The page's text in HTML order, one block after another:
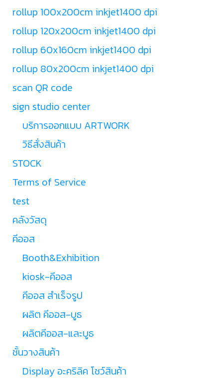
rollup 100x200cm inkjet1400 dpi
rollup 120x200cm inkjet1400 dpi
rollup 60x160cm inkjet1400 dpi
rollup 80x200cm inkjet1400 dpi
scan QR code
sign studio center
บริการออกแบบ ARTWORK
วิธีสั่งสินค้า
STOCK
Terms of Service
test
คลังวัสดุ
คีออส
Booth&Exhibition
kiosk-คีออส
คีออส สำเร็จรูป
ผลิต คีออส-บูธ
ผลิตคีออส-และบูธ
ชั้นวางสินค้า
Display อะคริลิค โชว์สินค้า